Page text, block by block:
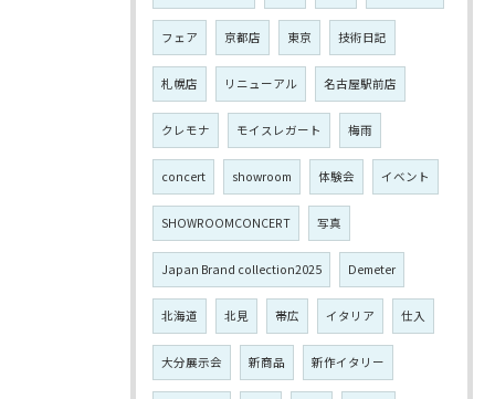
フェア 京都店 東京 技術日記
札幌店 リニューアル 名古屋駅前店
クレモナ モイスレガート 梅雨
concert showroom 体験会 イベント
SHOWROOMCONCERT 写真
Japan Brand collection2025 Demeter
北海道 北見 帯広 イタリア 仕入
大分展示会 新商品 新作イタリー